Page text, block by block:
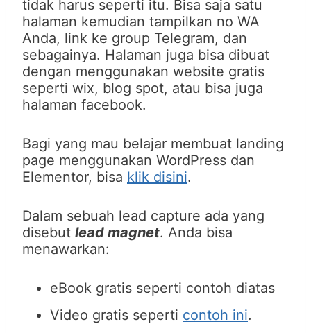
tidak harus seperti itu. Bisa saja satu
halaman kemudian tampilkan no WA
Anda, link ke group Telegram, dan
sebagainya. Halaman juga bisa dibuat
dengan menggunakan website gratis
seperti wix, blog spot, atau bisa juga
halaman facebook.
Bagi yang mau belajar membuat landing
page menggunakan WordPress dan
Elementor, bisa klik disini.
Dalam sebuah lead capture ada yang
disebut lead magnet. Anda bisa
menawarkan:
eBook gratis seperti contoh diatas
Video gratis seperti contoh ini.